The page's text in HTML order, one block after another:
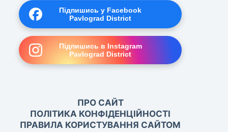
Підпишись у Facebook
Pavlograd District
Підпишись в Instagram
Pavlograd District
ПРО САЙТ
ПОЛІТИКА КОНФІДЕНЦІЙНОСТІ
ПРАВИЛА КОРИСТУВАННЯ САЙТОМ